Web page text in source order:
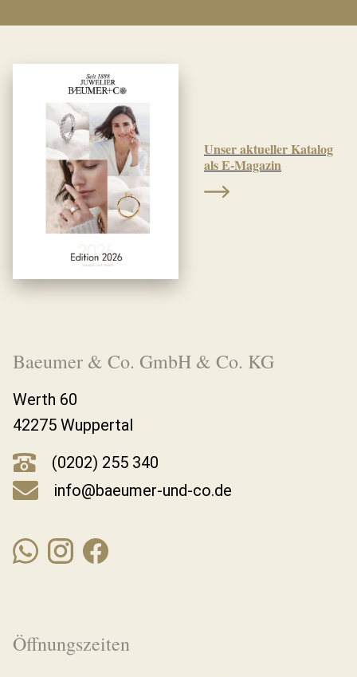
Unser aktueller Katalog
als E-Magazin
Baeumer & Co. GmbH & Co. KG
Werth 60
42275 Wuppertal
(0202) 255 340
info@baeumer-und-co.de
Öffnungszeiten